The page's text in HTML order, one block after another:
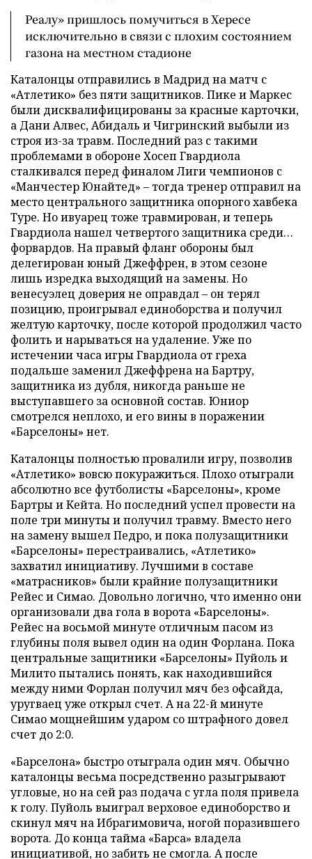
Реалу» пришлось помучиться в Хересе
исключительно в связи с плохим состоянием
газона на местном стадионе
Каталонцы отправились в Мадрид на матч с
«Атлетико» без пяти защитников. Пике и Маркес
были дисквалифицированы за красные карточки,
а Дани Алвес, Абидаль и Чигринский выбыли из
строя из-за травм. Последний раз с такими
проблемами в обороне Хосеп Гвардиола
сталкивался перед финалом Лиги чемпионов с
«Манчестер Юнайтед» – тогда тренер отправил на
место центрального защитника опорного хавбека
Туре. Но ивуарец тоже травмирован, и теперь
Гвардиола нашел четвертого защитника среди…
форвардов. На правый фланг обороны был
делегирован юный Джеффрен, в этом сезоне
лишь изредка выходящий на замены. Но
венесуэлец доверия не оправдал – он терял
позицию, проигрывал единоборства и получил
желтую карточку, после которой продолжил часто
фолить и нарываться на удаление. Уже по
истечении часа игры Гвардиола от греха
подальше заменил Джеффрена на Бартру,
защитника из дубля, никогда раньше не
выступавшего за основной состав. Юниор
смотрелся неплохо, и его вины в поражении
«Барселоны» нет.
Каталонцы полностью провалили игру, позволив
«Атлетико» вовсю покуражиться. Плохо отыграли
абсолютно все футболисты «Барселоны», кроме
Бартры и Кейта. Но последний успел провести на
поле три минуты и получил травму. Вместо него
на замену вышел Педро, и пока полузащитники
«Барселоны» перестраивались, «Атлетико»
захватил инициативу. Лучшими в составе
«матрасников» были крайние полузащитники
Рейес и Симао. Довольно логично, что именно они
организовали два гола в ворота «Барселоны».
Рейес на восьмой минуте отличным пасом из
глубины поля вывел один на один Форлана. Пока
центральные защитники «Барселоны» Пуйоль и
Милито пытались понять, как находившийся
между ними Форлан получил мяч без офсайда,
уругваец уже открыл счет. А на 22-й минуте
Симао мощнейшим ударом со штрафного довел
счет до 2:0.
«Барселона» быстро отыграла один мяч. Обычно
каталонцы весьма посредственно разыгрывают
угловые, но на сей раз подача с угла поля привела
к голу. Пуйоль выиграл верховое единоборство и
скинул мяч на Ибрагимовича, ногой поразившего
ворота. До конца тайма «Барса» владела
инициативой, но забить не смогла. А после